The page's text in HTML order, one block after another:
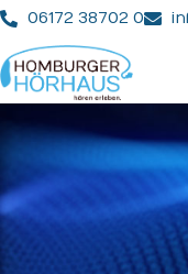
06172 38702 0